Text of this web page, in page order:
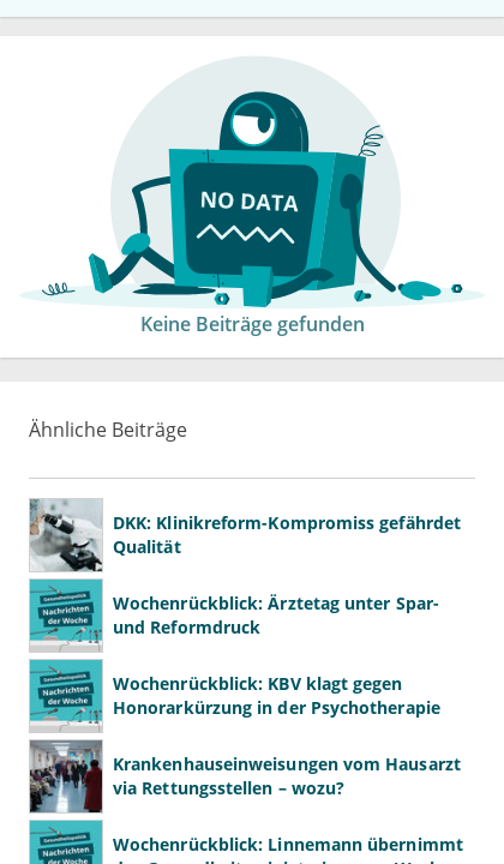
Keine Beiträge gefunden
Ähnliche Beiträge
DKK: Klinikreform-Kompromiss gefährdet
Qualität
Wochenrückblick: Ärztetag unter Spar-
und Reformdruck
Wochenrückblick: KBV klagt gegen
Honorarkürzung in der Psychotherapie
Krankenhauseinweisungen vom Hausarzt
via Rettungsstellen – wozu?
Wochenrückblick: Linnemann übernimmt